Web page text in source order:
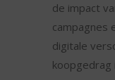
de impact
campagnes
digitale